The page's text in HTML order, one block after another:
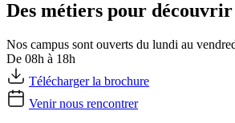
Des métiers pour découvrir
Nos campus sont ouverts du lundi au
De 08h à 18h
Télécharger la brochure
Venir nous rencontrer